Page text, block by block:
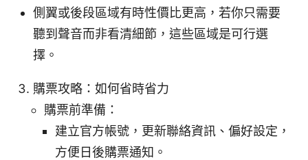
側翼或後段區域有時性價比更高，若你只需要
聽到聲音而非看清細節，這些區域是可行選
擇。
購票攻略：如何省時省力
購票前準備：
建立官方帳號，更新聯絡資訊、偏好設定，
方便日後購票通知。